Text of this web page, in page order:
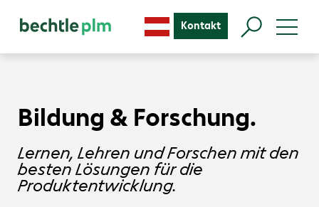
Kontakt
Bildung & Forschung.
Lernen, Lehren und Forschen mit den
besten Lösungen für die
Produktentwicklung.